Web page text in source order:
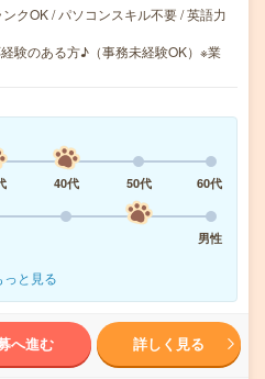
クOK / パソコンスキル不要 / 英語力
験のある方♪（事務未経験OK）※業
40代 50代
60代
男性
っと見る
へ進む 詳しく見る